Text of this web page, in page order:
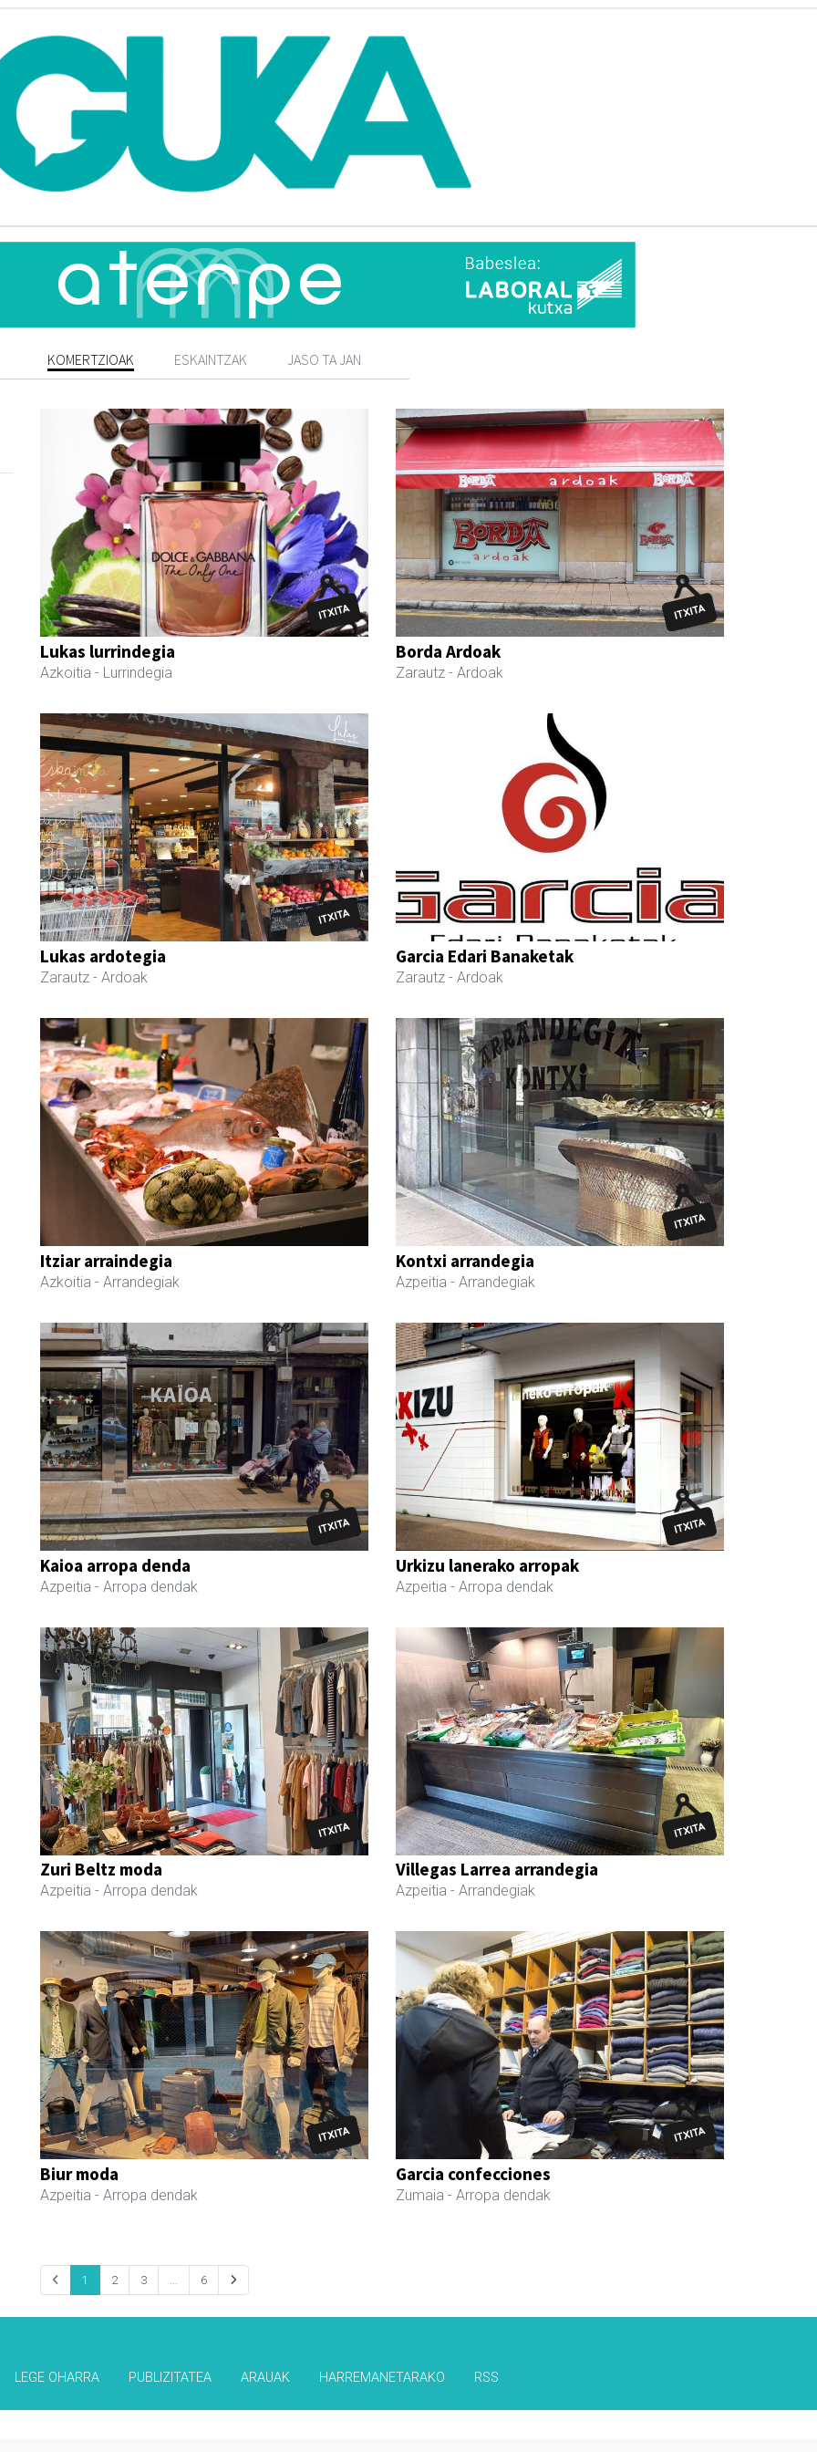
KOMERTZIOAK ESKAINTZAK JASO TA JAN
Lukas lurrindegia
Azkoitia - Lurrindegia
Borda Ardoak
Zarautz - Ardoak
Lukas ardotegia
Zarautz - Ardoak
Garcia Edari Banaketak
Zarautz - Ardoak
Itziar arraindegia
Azkoitia - Arrandegiak
Kontxi arrandegia
Azpeitia - Arrandegiak
Kaioa arropa denda
Azpeitia - Arropa dendak
Urkizu lanerako arropak
Azpeitia - Arropa dendak
Zuri Beltz moda
Azpeitia - Arropa dendak
Villegas Larrea arrandegia
Azpeitia - Arrandegiak
Biur moda
Azpeitia - Arropa dendak
Garcia confecciones
Zumaia - Arropa dendak
1 2 3 ... 6
LEGE OHARRA PUBLIZITATEA ARAUAK HARREMANETARAKO RSS